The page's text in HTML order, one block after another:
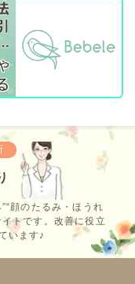
顔のたるみ・ほうれ
トです。改善に役立
います♪